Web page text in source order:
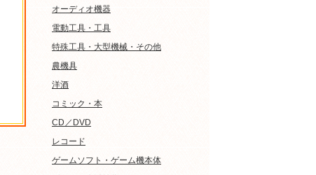
オーディオ機器
電動工具・工具
特殊工具・大型機械・その他
農機具
洋酒
コミック・本
CD／DVD
レコード
ゲームソフト・ゲーム機本体